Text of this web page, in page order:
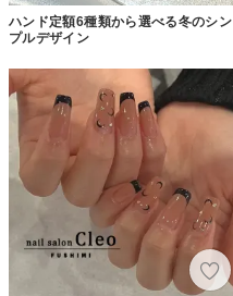
ハンド定額6種類から選べる冬のシン
プルデザイン